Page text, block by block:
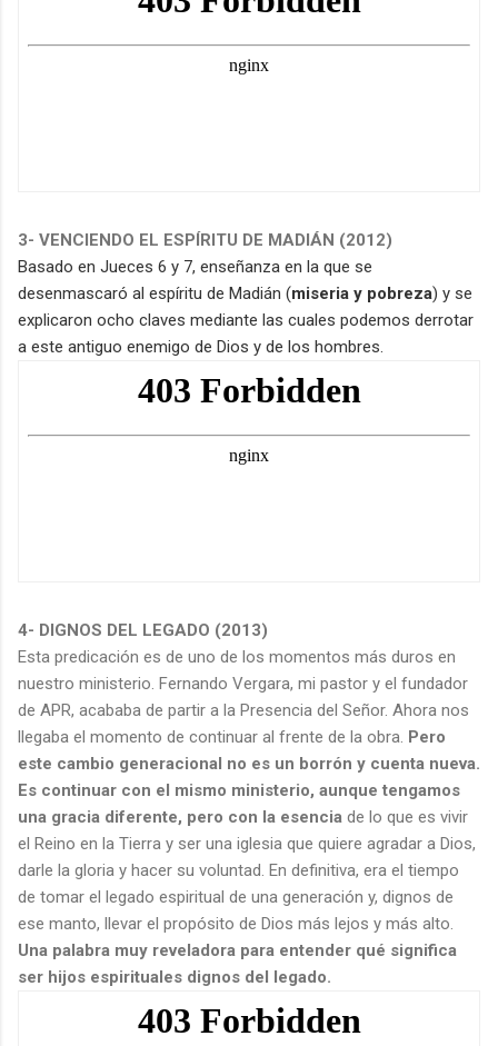
3- VENCIENDO EL ESPÍRITU DE MADIÁN (2012)
Basado en Jueces 6 y 7, enseñanza en la que se
desenmascaró al espíritu de Madián (miseria y pobreza) y se
explicaron ocho claves mediante las cuales podemos derrotar
a este antiguo enemigo de Dios y de los hombres.
4- DIGNOS DEL LEGADO (2013)
Esta predicación es de uno de los momentos más duros en
nuestro ministerio. Fernando Vergara, mi pastor y el fundador
de APR, acababa de partir a la Presencia del Señor. Ahora nos
llegaba el momento de continuar al frente de la obra. Pero
este cambio generacional no es un borrón y cuenta nueva.
Es continuar con el mismo ministerio, aunque tengamos
una gracia diferente, pero con la esencia de lo que es vivir
el Reino en la Tierra y ser una iglesia que quiere agradar a Dios,
darle la gloria y hacer su voluntad. En definitiva, era el tiempo
de tomar el legado espiritual de una generación y, dignos de
ese manto, llevar el propósito de Dios más lejos y más alto.
Una palabra muy reveladora para entender qué significa
ser hijos espirituales dignos del legado.